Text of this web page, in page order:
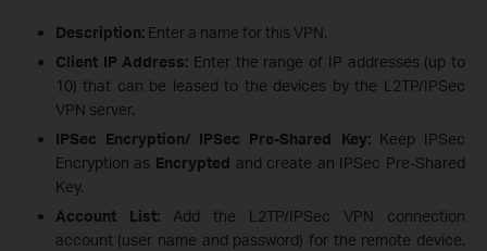
Description:Enter a name for this VPN.
Client IP Address: Enter the range of IP addresses (up to
10) that can be leased to the devices by the L2TP/IPSec
VPN server.
IPSec Encryption/ IPSec Pre-Shared Key:Keep IPSec
Encryption as Encrypted and create an IPSec Pre-Shared
Key.
Account List: Add the L2TP/IPSec VPN connection
account (user name and password) for the remote device.